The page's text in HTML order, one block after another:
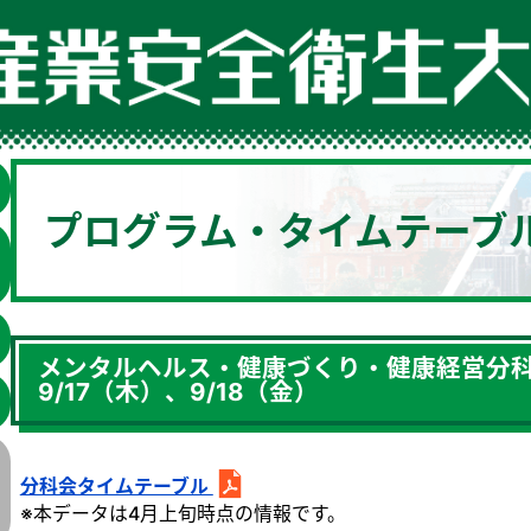
プログラム・タイムテーブ
メンタルヘルス・健康づくり・健康経営
9/17（木）、9/18（金）
分科会タイムテーブル
※本データは4月上旬時点の情報です。